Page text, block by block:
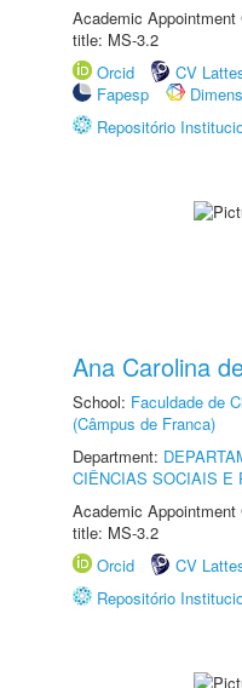
Academic
title: MS-3.2
Orcid
CV
Fapesp
Repositório
Ana Carolina
School: Faculdade de
(Câmpus de Franca)
Department:
CIÊNCIAS SOCIAIS E
Academic
title: MS-3.2
Orcid
CV
Repositório